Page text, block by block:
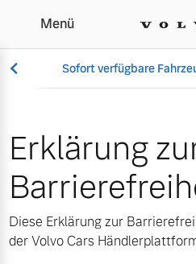
Erklärung
Menü
Sofort verfügbare
Vollelektrisch
6 Modelle
Erklärung
Diese Erklärung zur
der Volvo Cars